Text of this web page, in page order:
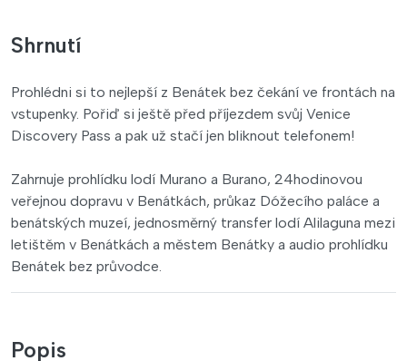
Shrnutí
Prohlédni si to nejlepší z Benátek bez čekání ve frontách na
vstupenky. Pořiď si ještě před příjezdem svůj Venice
Discovery Pass a pak už stačí jen bliknout telefonem!
Zahrnuje prohlídku lodí Murano a Burano, 24hodinovou
veřejnou dopravu v Benátkách, průkaz Dóžecího paláce a
benátských muzeí, jednosměrný transfer lodí Alilaguna mezi
letištěm v Benátkách a městem Benátky a audio prohlídku
Benátek bez průvodce.
Popis